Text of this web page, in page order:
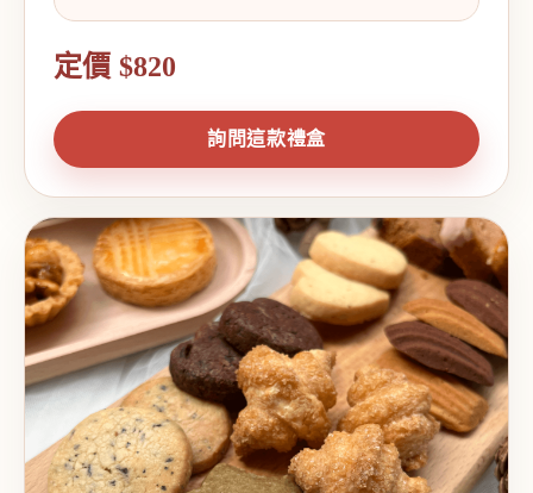
定價 $820
詢問這款禮盒